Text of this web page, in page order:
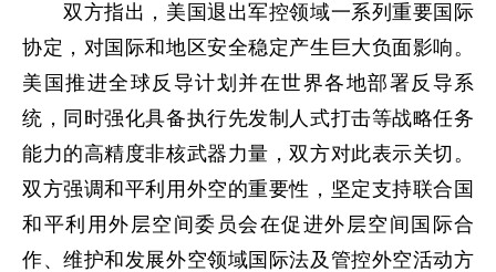
双方指出，美国退出军控领域一系列重要国际
协定，对国际和地区安全稳定产生巨大负面影响。
美国推进全球反导计划并在世界各地部署反导系
统，同时强化具备执行先发制人式打击等战略任务
能力的高精度非核武器力量，双方对此表示关切。
双方强调和平利用外空的重要性，坚定支持联合国
和平利用外层空间委员会在促进外层空间国际合
作、维护和发展外空领域国际法及管控外空活动方